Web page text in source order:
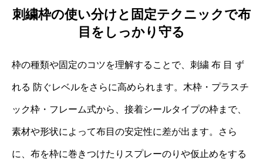
刺繍枠の使い分けと固定テクニックで布
目をしっかり守る
枠の種類や固定のコツを理解することで、刺繍 布 目 ず
れる 防ぐレベルをさらに高められます。木枠・プラスチ
ック枠・フレーム式から、接着シールタイプの枠まで、
素材や形状によって布目の安定性に差が出ます。さら
に、布を枠に巻きつけたりスプレーのりや仮止めをする